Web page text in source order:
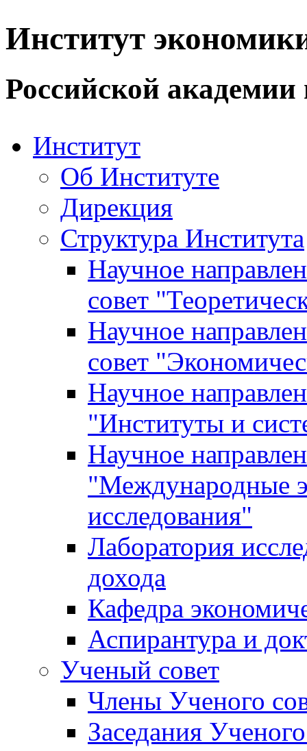
Институт
Российской академии
Институт
Об Институте
Дирекция
Структура Института
Научное
совет
Научное
совет
Научное
"Институты и
Научное
"Международные
исследования"
Лаборатория
дохода
Кафедра
Аспирантура и
Ученый совет
Члены Ученого
Заседания